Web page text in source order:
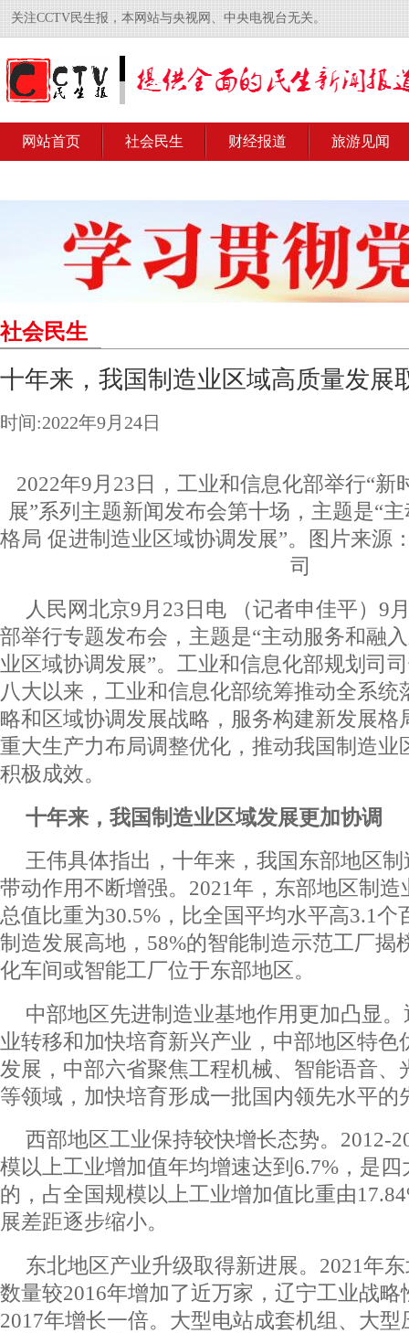
关注CCTV民生报，本网站与央视网、中央电视台无关。
网站首页 社会民生 财经报道 旅游见闻
社会民生
十年来，我国制造业区域高质量发展
时间:2022年9月24日
2022年9月23日，工业和信息化部举行“新
展”系列主题新闻发布会第十场，主题是“
格局 促进制造业区域协调发展”。图片来源
司
人民网北京9月23日电 （记者申佳平）9
部举行专题发布会， 主题是“主动服务和融
业区域协调发展”。 工业和信息化部规划司
八大以来，工业和信息化部统筹推动全系统
略和区域协调发展战略，服务构建新发展格
重大生产力布局调整优化，推动我国制造业
积极成效。
十年来， 我国制造业区域发展更加协调
王伟具体指出，十年来，我国东部地区
带动作用不断增强。2021年，东部地区制
总值比重为30.5%，比全国平均水平高3.1个
制造发展高地，58%的智能制造示范工厂揭
化车间或智能工厂位于东部地区。
中部地区先进制造业基地作用更加凸显
业转移和加快培育新兴产业，中部地区特色
发展，中部六省聚焦工程机械、智能语音、
等领域，加快培育形成一批国内领先水平的
西部地区工业保持较快增长态势。2012-
模以上工业增加值年均增速达到6.7%，是
的，占全国规模以上工业增加值比重由
展差距逐步缩小。
东北地区产业升级取得新进展。2021年
数量较2016年增加了近万家，辽宁工业战
2017年增长一倍。大型电站成套机组、大